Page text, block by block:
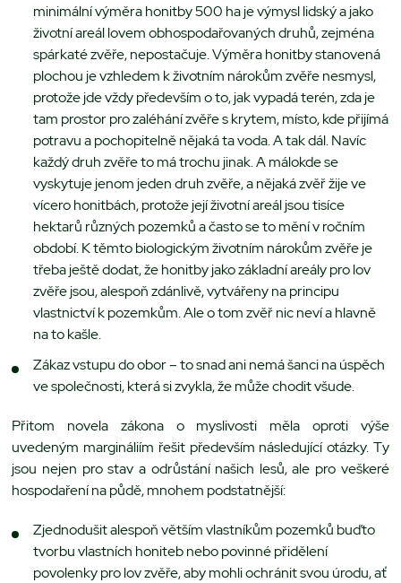
minimální výměra honitby 500 ha je výmysl lidský a jako
životní areál lovem obhospodařovaných druhů, zejména
spárkaté zvěře, nepostačuje. Výměra honitby stanovená
plochou je vzhledem k životním nárokům zvěře nesmysl,
protože jde vždy především o to, jak vypadá terén, zda je
tam prostor pro zaléhání zvěře s krytem, místo, kde přijímá
potravu a pochopitelně nějaká ta voda. A tak dál. Navíc
každý druh zvěře to má trochu jinak. A málokde se
vyskytuje jenom jeden druh zvěře, a nějaká zvěř žije ve
vícero honitbách, protože její životní areál jsou tisíce
hektarů různých pozemků a často se to mění v ročním
období. K těmto biologickým životním nárokům zvěře je
třeba ještě dodat, že honitby jako základní areály pro lov
zvěře jsou, alespoň zdánlivě, vytvářeny na principu
vlastnictví k pozemkům. Ale o tom zvěř nic neví a hlavně
na to kašle.
Zákaz vstupu do obor – to snad ani nemá šanci na úspěch
ve společnosti, která si zvykla, že může chodit všude.
Přitom novela zákona o myslivosti měla oproti výše
uvedeným margináliím řešit především následující otázky. Ty
jsou nejen pro stav a odrůstání našich lesů, ale pro veškeré
hospodaření na půdě, mnohem podstatnější:
Zjednodušit alespoň větším vlastníkům pozemků buďto
tvorbu vlastních honiteb nebo povinné přidělení
povolenky pro lov zvěře, aby mohli ochránit svou úrodu, ať